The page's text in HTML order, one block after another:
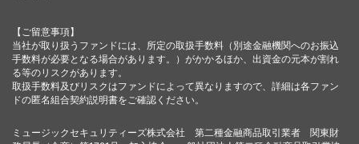
【ご留意事項】
当社が取り扱うファンドには、所定の取扱手数料（別途金融機関へのお振込
手数料が必要となる場合があります。）がかかるほか、出資金の元本が割れ
る等のリスクがあります。
取扱手数料及びリスクはファンドによって異なりますので、詳細は各ファン
ドの匿名組合契約説明書をご確認ください。
ミュージックセキュリティーズ株式会社 第二種金融商品取引業者 関東財